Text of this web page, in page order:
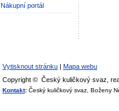
Nákupní portál
Vytisknout stránku | Mapa webu
Copyright © Český kuličkový svaz,
Kontakt: Český kuličkový svaz, Boženy